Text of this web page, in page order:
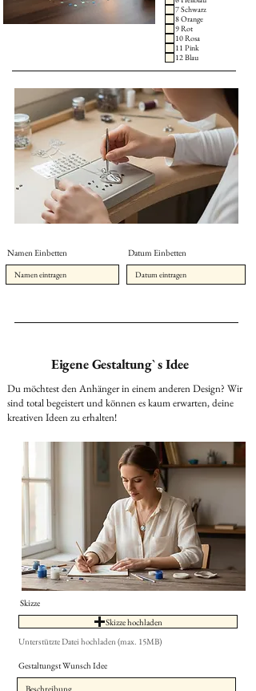
7 Schwarz
8 Orange
9 Rot
10 Rosa
11 Pink
12 Blau
Namen Einbetten Datum Einbetten
Eigene Gestaltung` s Idee
Du möchtest den Anhänger in einem anderen Design? Wir
sind total begeistert und können es kaum erwarten, deine
kreativen Ideen zu erhalten!
Skizze
Skizze hochladen
Unterstützte Datei hochladen (max. 15MB)
Gestaltungst Wunsch Idee